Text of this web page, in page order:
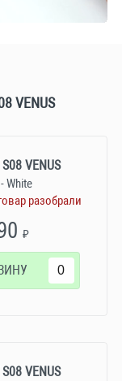
VENUS
VENUS
White
разобрали
₽
VENUS